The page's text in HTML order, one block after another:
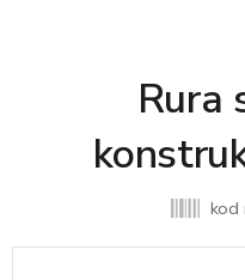
Rura
kod